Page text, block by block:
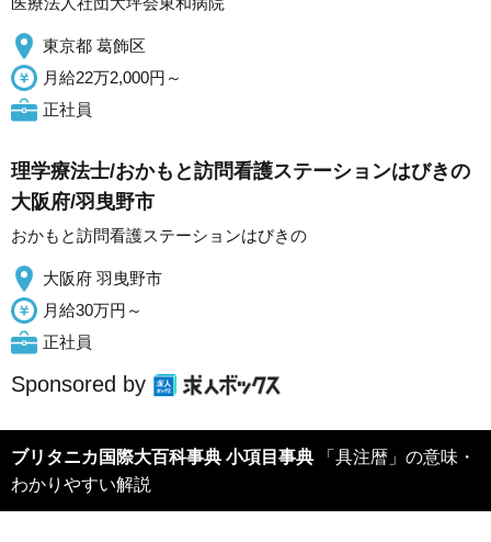
東京都 葛飾区
月給22万2,000円～
正社員
理学療法士/おかもと訪問看護ステーションはびきの
大阪府/羽曳野市
おかもと訪問看護ステーションはびきの
大阪府 羽曳野市
月給30万円～
正社員
Sponsored by
ブリタニカ国際大百科事典 小項目事典
わかりやすい解説